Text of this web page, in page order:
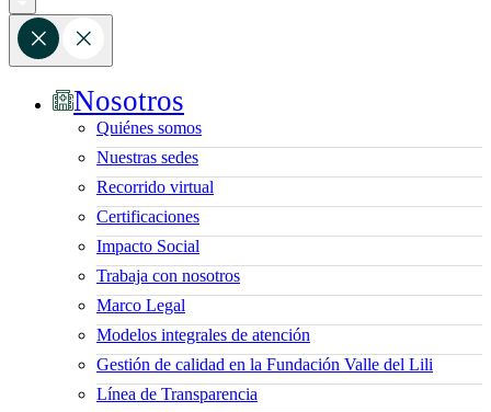
Nosotros
Quiénes somos
Nuestras sedes
Recorrido virtual
Certificaciones
Impacto Social
Trabaja con nosotros
Marco Legal
Modelos integrales de atención
Gestión de calidad en la Fundación Valle del Lili
Línea de Transparencia